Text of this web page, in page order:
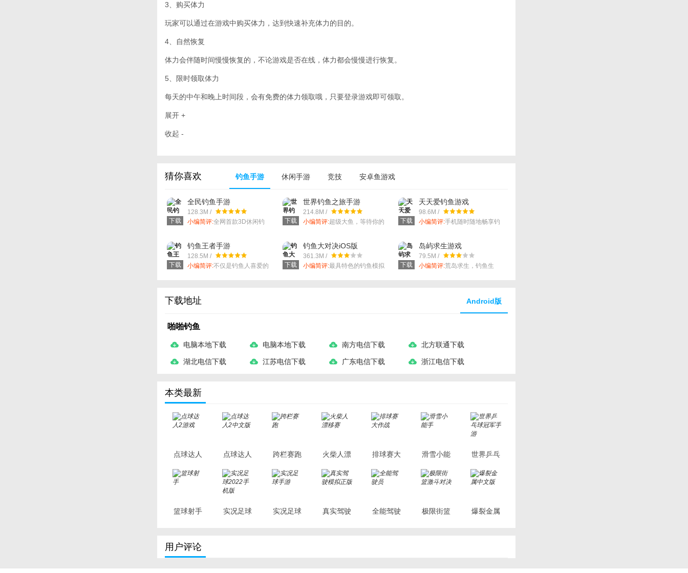
3、购买体力
玩家可以通过在游戏中购买体力，达到快速补充体力的目的。
4、自然恢复
体力会伴随时间慢慢恢复的，不论游戏是否在线，体力都会慢慢进行恢复。
5、限时领取体力
每天的中午和晚上时间段，会有免费的体力领取哦，只要登录游戏即可领取。
展开 +
收起 -
猜你喜欢 钓鱼手游 休闲手游 竞技 安卓鱼游戏
下载
全民钓鱼手游
128.3M /
小编简评:全网首款3D休闲钓
下载
世界钓鱼之旅手游
214.8M /
小编简评:超级大鱼，等待你的
下载
天天爱钓鱼游戏
98.6M /
小编简评:手机随时随地畅享钓
下载
钓鱼王者手游
128.5M /
小编简评:不仅是钓鱼人喜爱的
下载
钓鱼大对决iOS版
361.3M /
小编简评:最具特色的钓鱼模拟
下载
岛屿求生游戏
79.5M /
小编简评:荒岛求生，钓鱼生
下载地址 Android版
啪啪钓鱼
电脑本地下载 电脑本地下载 南方电信下载 北方联通下载
湖北电信下载 江苏电信下载 广东电信下载 浙江电信下载
本类最新
点球达人
2游戏
点球达人
2中文版
跨栏赛跑
火柴人漂
排球赛大
滑雪小能
世界乒乓
球冠军手
游
篮球射手
实况足球
实况足球
真实驾驶
全能驾驶
极限街篮
爆裂金属
用户评论